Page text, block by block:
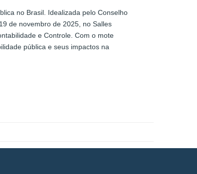
no Brasil. Idealizada pelo Conselho
de novembro de 2025, no Salles
e Controle. Com o mote
pública e seus impactos na